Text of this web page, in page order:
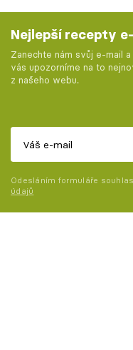
Nejlepší recepty
Zanechte nám svůj e-mail
vás upozorníme na to
z našeho webu.
Odesláním formuláře
údajů